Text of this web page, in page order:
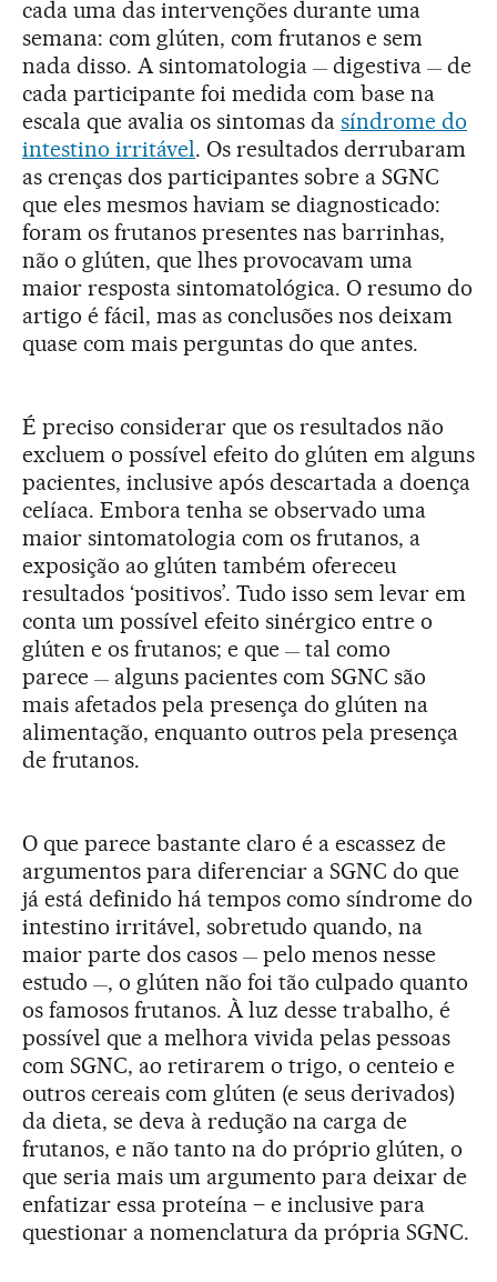
cada uma das intervenções durante uma
semana: com glúten, com frutanos e sem
nada disso. A sintomatologia — digestiva — de
cada participante foi medida com base na
escala que avalia os sintomas da síndrome do
intestino irritável. Os resultados derrubaram
as crenças dos participantes sobre a SGNC
que eles mesmos haviam se diagnosticado:
foram os frutanos presentes nas barrinhas,
não o glúten, que lhes provocavam uma
maior resposta sintomatológica. O resumo do
artigo é fácil, mas as conclusões nos deixam
quase com mais perguntas do que antes.
É preciso considerar que os resultados não
excluem o possível efeito do glúten em alguns
pacientes, inclusive após descartada a doença
celíaca. Embora tenha se observado uma
maior sintomatologia com os frutanos, a
exposição ao glúten também ofereceu
resultados ‘positivos’. Tudo isso sem levar em
conta um possível efeito sinérgico entre o
glúten e os frutanos; e que — tal como
parece — alguns pacientes com SGNC são
mais afetados pela presença do glúten na
alimentação, enquanto outros pela presença
de frutanos.
O que parece bastante claro é a escassez de
argumentos para diferenciar a SGNC do que
já está definido há tempos como síndrome do
intestino irritável, sobretudo quando, na
maior parte dos casos — pelo menos nesse
estudo —, o glúten não foi tão culpado quanto
os famosos frutanos. À luz desse trabalho, é
possível que a melhora vivida pelas pessoas
com SGNC, ao retirarem o trigo, o centeio e
outros cereais com glúten (e seus derivados)
da dieta, se deva à redução na carga de
frutanos, e não tanto na do próprio glúten, o
que seria mais um argumento para deixar de
enfatizar essa proteína – e inclusive para
questionar a nomenclatura da própria SGNC.